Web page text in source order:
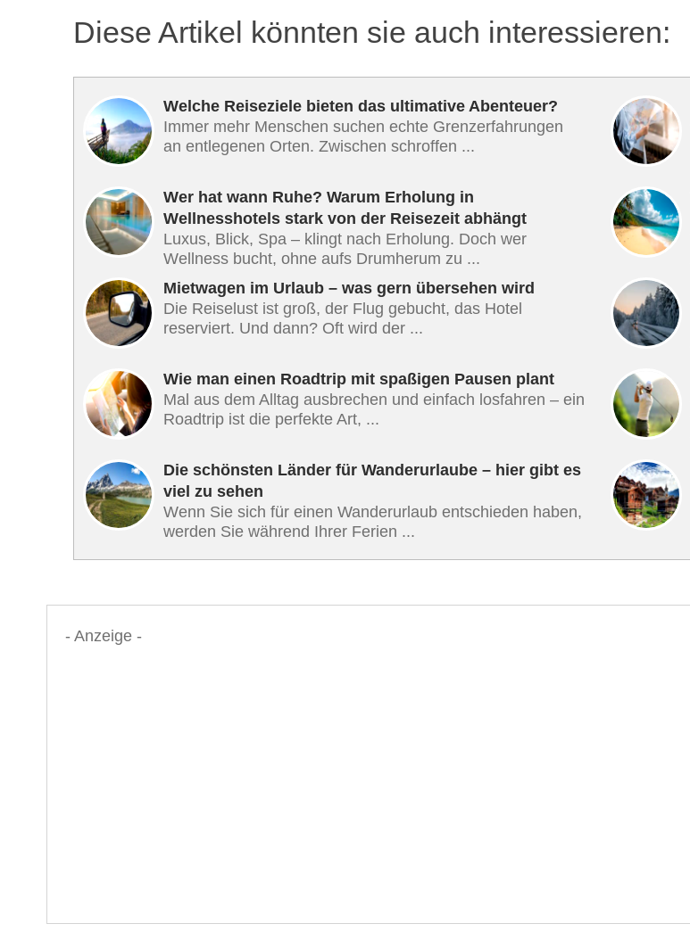
Diese Artikel könnten sie auch interessieren:
Welche Reiseziele bieten das ultimative Abenteuer?
Immer mehr Menschen suchen echte Grenzerfahrungen
an entlegenen Orten. Zwischen schroffen ...
Wer hat wann Ruhe? Warum Erholung in
Wellnesshotels stark von der Reisezeit abhängt
Luxus, Blick, Spa – klingt nach Erholung. Doch wer
Wellness bucht, ohne aufs Drumherum zu ...
Mietwagen im Urlaub – was gern übersehen wird
Die Reiselust ist groß, der Flug gebucht, das Hotel
reserviert. Und dann? Oft wird der ...
Wie man einen Roadtrip mit spaßigen Pausen plant
Mal aus dem Alltag ausbrechen und einfach losfahren – ein
Roadtrip ist die perfekte Art, ...
Die schönsten Länder für Wanderurlaube – hier gibt es
viel zu sehen
Wenn Sie sich für einen Wanderurlaub entschieden haben,
werden Sie während Ihrer Ferien ...
- Anzeige -